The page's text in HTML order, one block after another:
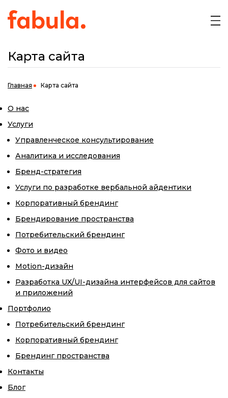
Карта сайта
Главная Карта сайта
О нас
Услуги
Управленческое консультирование
Аналитика и исследования
Бренд-стратегия
Услуги по разработке вербальной айдентики
Корпоративный брендинг
Брендирование пространства
Потребительский брендинг
Фото и видео
Motion-дизайн
Разработка UX/UI-дизайна интерфейсов для сайтов
и приложений
Портфолио
Потребительский брендинг
Корпоративный брендинг
Брендинг пространства
Контакты
Блог